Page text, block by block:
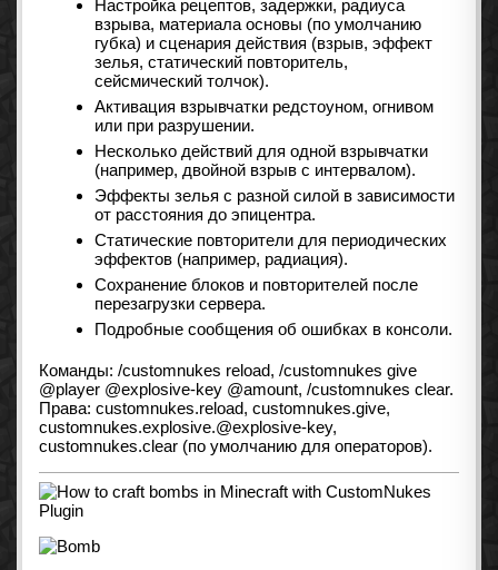
Настройка рецептов, задержки, радиуса
взрыва, материала основы (по умолчанию
губка) и сценария действия (взрыв, эффект
зелья, статический повторитель,
сейсмический толчок).
Активация взрывчатки редстоуном, огнивом
или при разрушении.
Несколько действий для одной взрывчатки
(например, двойной взрыв с интервалом).
Эффекты зелья с разной силой в зависимости
от расстояния до эпицентра.
Статические повторители для периодических
эффектов (например, радиация).
Сохранение блоков и повторителей после
перезагрузки сервера.
Подробные сообщения об ошибках в консоли.
Команды: /customnukes reload, /customnukes give
@player @explosive-key @amount, /customnukes clear.
Права: customnukes.reload, customnukes.give,
customnukes.explosive.@explosive-key,
customnukes.clear (по умолчанию для операторов).